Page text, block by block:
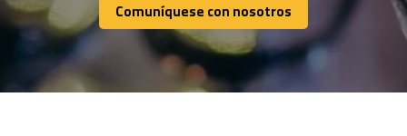
Comuníquese con nosotros
Comuníquese con nosotros